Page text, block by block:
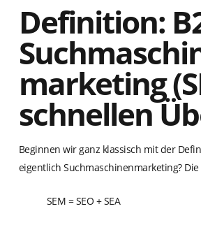
Definition:
marketing
schnellen
Beginnen wir ganz klassisch mit der
eigentlich Suchmaschinenmarketing?
SEM = SEO + SEA